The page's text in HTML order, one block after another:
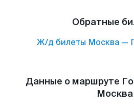
Обратные
Ж/д билеты Москва —
Данные о маршруте
Москва